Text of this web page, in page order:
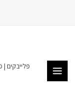
פלייבקים |